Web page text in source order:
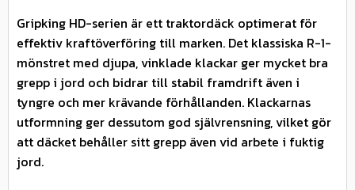
Gripking HD-serien är ett traktordäck optimerat för
effektiv kraftöverföring till marken. Det klassiska R-1-
mönstret med djupa, vinklade klackar ger mycket bra
grepp i jord och bidrar till stabil framdrift även i
tyngre och mer krävande förhållanden. Klackarnas
utformning ger dessutom god självrensning, vilket gör
att däcket behåller sitt grepp även vid arbete i fuktig
jord.